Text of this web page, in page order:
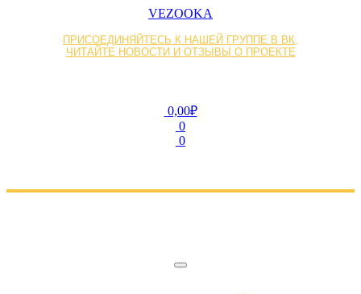
VEZOOKA
ПРИСОЕДИНЯЙТЕСЬ К НАШЕЙ ГРУППЕ В ВК,
ЧИТАЙТЕ НОВОСТИ И ОТЗЫВЫ О ПРОЕКТЕ
0,00₽
0
0